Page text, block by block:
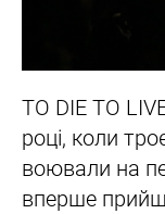
TO DIE TO
році, коли
воювали на
вперше